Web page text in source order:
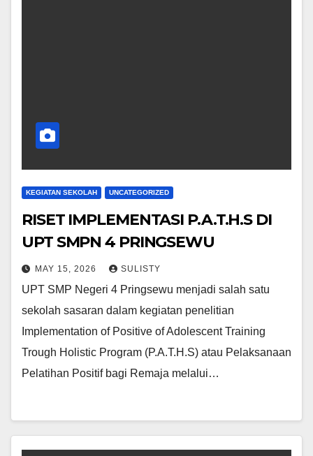
KEGIATAN SEKOLAH UNCATEGORIZED
RISET IMPLEMENTASI P.A.T.H.S DI
UPT SMPN 4 PRINGSEWU
MAY 15, 2026 SULISTY
UPT SMP Negeri 4 Pringsewu menjadi salah satu
sekolah sasaran dalam kegiatan penelitian
Implementation of Positive of Adolescent Training
Trough Holistic Program (P.A.T.H.S) atau Pelaksanaan
Pelatihan Positif bagi Remaja melalui…